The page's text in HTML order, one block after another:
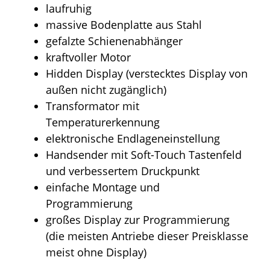
laufruhig
massive Bodenplatte aus Stahl
gefalzte Schienenabhänger
kraftvoller Motor
Hidden Display (verstecktes Display von
außen nicht zugänglich)
Transformator mit
Temperaturerkennung
elektronische Endlageneinstellung
Handsender mit Soft-Touch Tastenfeld
und verbessertem Druckpunkt
einfache Montage und
Programmierung
großes Display zur Programmierung
(die meisten Antriebe dieser Preisklasse
meist ohne Display)